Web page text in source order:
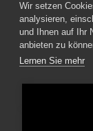
All rights reserved -
2.500.000,00
General Sales and
Wir setzen
analysieren,
und Ihnen auf Ihr
anbieten zu
Lernen Sie mehr